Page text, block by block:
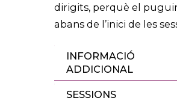
dirigits, perquè el
abans de l’inici de les
INFORMACIÓ
ADDICIONAL
SESSIONS